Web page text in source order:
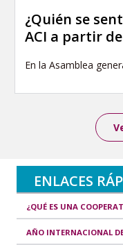
¿Quién se
ACI a partir
En la Asamblea
ENLACES
¿QUÉ ES UNA
AÑO INTERNACIONAL